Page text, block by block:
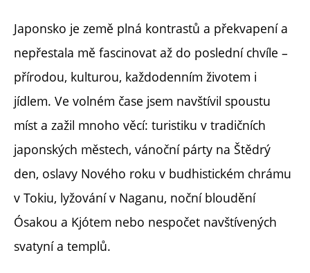
Japonsko je země plná kontrastů a překvapení a
nepřestala mě fascinovat až do poslední chvíle –
přírodou, kulturou, každodenním životem i
jídlem. Ve volném čase jsem navštívil spoustu
míst a zažil mnoho věcí: turistiku v tradičních
japonských městech, vánoční párty na Štědrý
den, oslavy Nového roku v budhistickém chrámu
v Tokiu, lyžování v Naganu, noční bloudění
Ósakou a Kjótem nebo nespočet navštívených
svatyní a templů.